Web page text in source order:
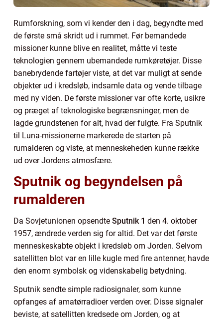
Rumforskning, som vi kender den i dag, begyndte med
de første små skridt ud i rummet. Før bemandede
missioner kunne blive en realitet, måtte vi teste
teknologien gennem ubemandede rumkøretøjer. Disse
banebrydende fartøjer viste, at det var muligt at sende
objekter ud i kredsløb, indsamle data og vende tilbage
med ny viden. De første missioner var ofte korte, usikre
og præget af teknologiske begrænsninger, men de
lagde grundstenen for alt, hvad der fulgte. Fra Sputnik
til Luna-missionerne markerede de starten på
rumalderen og viste, at menneskeheden kunne række
ud over Jordens atmosfære.
Sputnik og begyndelsen på
rumalderen
Da Sovjetunionen opsendte Sputnik 1 den 4. oktober
1957, ændrede verden sig for altid. Det var det første
menneskeskabte objekt i kredsløb om Jorden. Selvom
satellitten blot var en lille kugle med fire antenner, havde
den enorm symbolsk og videnskabelig betydning.
Sputnik sendte simple radiosignaler, som kunne
opfanges af amatørradioer verden over. Disse signaler
beviste, at satellitten kredsede om Jorden, og at